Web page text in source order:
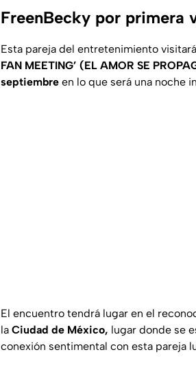
FreenBecky por primera
Esta pareja del entretenimiento
FAN MEETING’ (EL AMOR SE
septiembre en lo que será una noche
El encuentro tendrá lugar en el
la Ciudad de México, lugar donde se
conexión sentimental con esta pareja